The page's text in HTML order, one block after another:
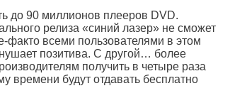
до 90 миллионов плееров DVD.
релиза «синий лазер» не сможет
факто всеми пользователями в этом
позитива. С другой… более
получить в четыре раза
времени будут отдавать бесплатно